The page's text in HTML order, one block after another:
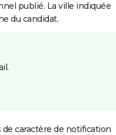
publié. La ville indiquée
du candidat.
caractère de notification